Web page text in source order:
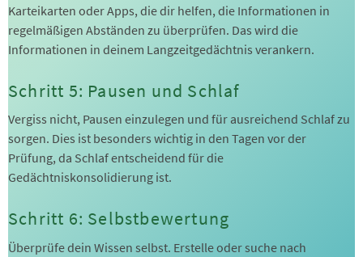
Karteikarten oder Apps, die dir helfen, die Informationen in
regelmäßigen Abständen zu überprüfen. Das wird die
Informationen in deinem Langzeitgedächtnis verankern.
Schritt 5: Pausen und Schlaf
Vergiss nicht, Pausen einzulegen und für ausreichend Schlaf zu
sorgen. Dies ist besonders wichtig in den Tagen vor der
Prüfung, da Schlaf entscheidend für die
Gedächtniskonsolidierung ist.
Schritt 6: Selbstbewertung
Überprüfe dein Wissen selbst. Erstelle oder suche nach